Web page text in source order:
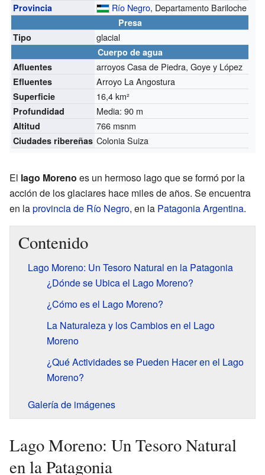
Provincia Río Negro, Departamento Bariloche
Presa
Tipo
glacial
Cuerpo de agua
Afluentes
arroyos Casa de Piedra, Goye y López
Efluentes Arroyo La Angostura
Superficie 16,4 km²
Profundidad Media: 90 m
Altitud 766 msnm
Ciudades ribereñas Colonia Suiza
El lago Moreno es un hermoso lago que se formó por la
acción de los glaciares hace miles de años. Se encuentra
en laprovincia de Río Negro, en la Patagonia Argentina.
Contenido
Lago Moreno: Un Tesoro Natural en la Patagonia
¿Dónde se Ubica el Lago Moreno?
¿Cómo es el Lago Moreno?
La Naturaleza y los Cambios en el Lago
Moreno
¿Qué Actividades se Pueden Hacer en el Lago
Moreno?
Galería de imágenes
Lago Moreno: Un Tesoro Natural
en la Patagonia